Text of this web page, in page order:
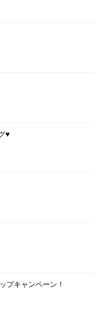
♥
プキャンペーン！